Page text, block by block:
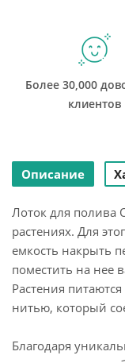
Более 30,000
клиентов
Описание
Лоток для полива
растениях. Для
емкость накрыть
поместить на нее
Растения
нитью, который
Благодаря